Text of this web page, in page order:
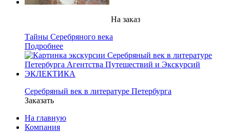
На заказ
Тайны Серебряного века
Подробнее
Серебряный век в литературе Петербурга
Заказать
На главную
Компания